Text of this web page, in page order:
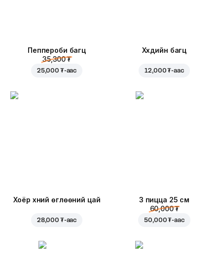
Пеппероби багц
35,300 ₮
25,000 ₮-аас
Хүүхдийн багц
12,000 ₮-аас
Хоёр хүний өглөөний цай
28,000 ₮-аас
3 пицца 25 см
60,000 ₮
50,000 ₮-аас